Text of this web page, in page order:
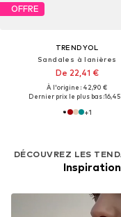
OFFRE
TRENDYOL
Sandales à lanières
De 22,41 €
À l'origine : 42,90 €
Dernier prix le plus bas :
+1
DÉCOUVREZ LES